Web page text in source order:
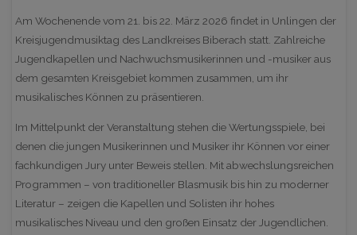
Am Wochenende vom 21. bis 22. März 2026 findet in Unlingen der
Kreisjugendmusiktag des Landkreises Biberach statt. Zahlreiche
Jugendkapellen und Nachwuchsmusikerinnen und -musiker aus
dem gesamten Kreisgebiet kommen zusammen, um ihr
musikalisches Können zu präsentieren.
Im Mittelpunkt der Veranstaltung stehen die Wertungsspiele, bei
denen die jungen Musikerinnen und Musiker ihr Können vor einer
fachkundigen Jury unter Beweis stellen. Mit abwechslungsreichen
Programmen – von traditioneller Blasmusik bis hin zu moderner
Literatur – zeigen die Kapellen und Solisten ihr hohes
musikalisches Niveau und den großen Einsatz der Jugendlichen.